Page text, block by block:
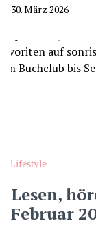
30. März 2026
Lifestyle
Lesen,
Februar